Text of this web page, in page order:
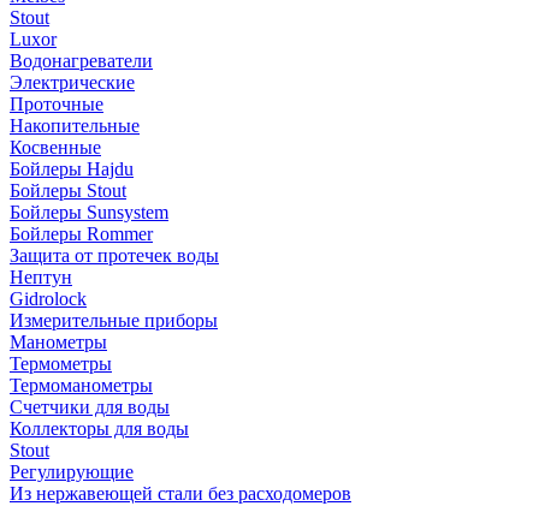
Stout
Luxor
Водонагреватели
Электрические
Проточные
Накопительные
Косвенные
Бойлеры Hajdu
Бойлеры Stout
Бойлеры Sunsystem
Бойлеры Rommer
Защита от протечек воды
Нептун
Gidrolock
Измерительные приборы
Манометры
Термометры
Термоманометры
Счетчики для воды
Коллекторы для воды
Stout
Регулирующие
Из нержавеющей стали без расходомеров